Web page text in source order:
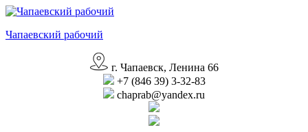
Перейти
содержимому
Чапаевский рабочий
г. Чапаевск, Ленина 66
+7 (846 39) 3-32-83
chaprab@yandex.ru